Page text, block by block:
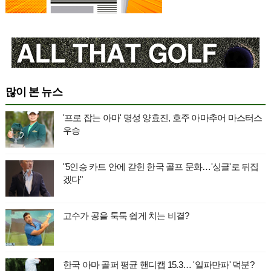
많이 본 뉴스
'프로 잡는 아마' 명성 양효진, 호주 아마추어 마스터스
우승
"5인승 카트 안에 갇힌 한국 골프 문화…'싱글'로 뒤집
겠다"
고수가 공을 툭툭 쉽게 치는 비결?
한국 아마 골퍼 평균 핸디캡 15.3… '일파만파' 덕분?